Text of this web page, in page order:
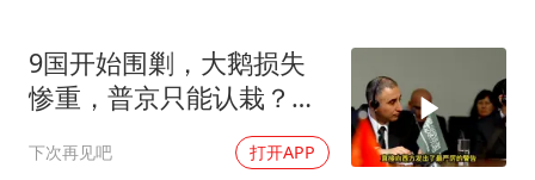
小伙靠AI减肥 45天瘦40斤进了ICU
李嫣近照曝光
9国开始围剿，大鹅损失
惨重，普京只能认栽？俄
下次再见吧 打开APP